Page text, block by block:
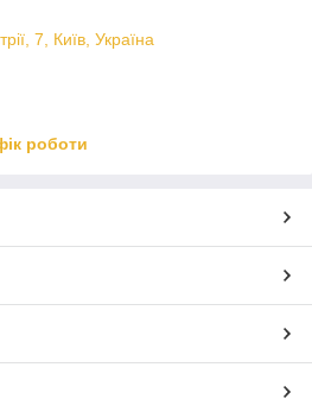
7, Київ, Україна
роботи